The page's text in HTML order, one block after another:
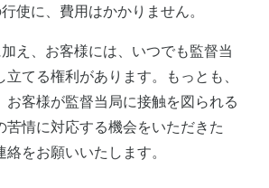
に、費用はかかりません。
え、お客様には、いつでも監督当
てる権利があります。もっとも、
お客様が監督当局に接触を図られる
苦情に対応する機会をいただきた
絡をお願いいたします。